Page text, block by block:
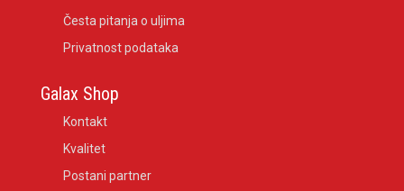
Česta pitanja o uljima
Privatnost podataka
Galax Shop
Kontakt
Kvalitet
Postani partner